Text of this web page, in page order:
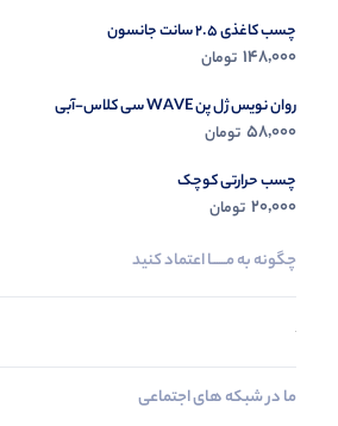
چسب کاغذی 2.5 سانت جانسون
148,000 تومان
روان نویس ژل پن WAVE سی کلاس-آبی
58,000 تومان
چسب حرارتی کوچک
20,000 تومان
چگونه به مــــــا اعتماد کنید
ما در شبکه های اجتماعی